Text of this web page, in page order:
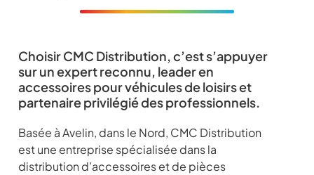
Choisir CMC Distribution, c’est s’appuyer
sur un expert reconnu, leader en
accessoires pour véhicules de loisirs et
partenaire privilégié des professionnels.
Basée à Avelin, dans le Nord, CMC Distribution
est une entreprise spécialisée dans la
distribution d’accessoires et de pièces